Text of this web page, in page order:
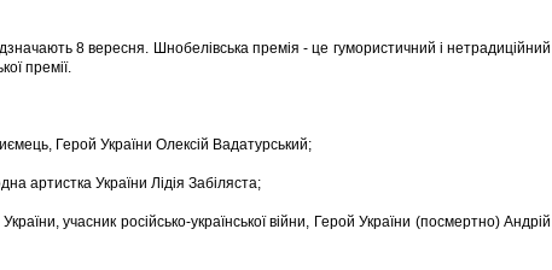
8 вересня. Шнобелівська премія - це гумористичний і нетрадиційний
премії.
Герой України Олексій Вадатурський;
артистка України Лідія Забіляста;
учасник російсько-української війни, Герой України (посмертно) Андрій